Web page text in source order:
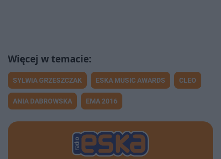
SYLWIA GRZESZCZAK ESKA MUSIC AWARDS CLEO
ANIA DABROWSKA EMA 2016